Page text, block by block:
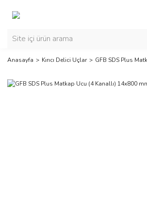
Anasayfa Kırıcı Delici Uçlar GFB SDS Plus